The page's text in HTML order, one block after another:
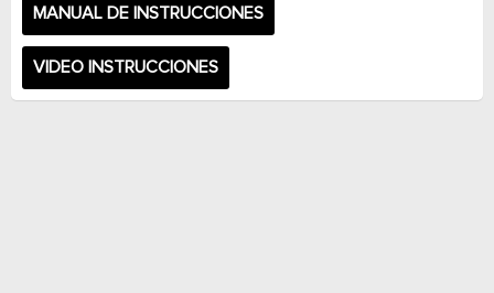
MANUAL DE INSTRUCCIONES
VIDEO INSTRUCCIONES